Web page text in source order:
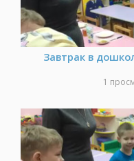
Завтрак в
1